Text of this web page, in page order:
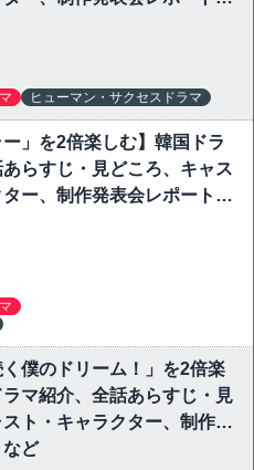
ヒューマン・サクセスドラマ
ー」を2倍楽しむ】韓国ドラ
らすじ・見どころ、キャス
ター、制作発表会レポートな
く僕のドリーム！」を2倍楽
ラマ紹介、全話あらすじ・見
ト・キャラクター、制作発
ど